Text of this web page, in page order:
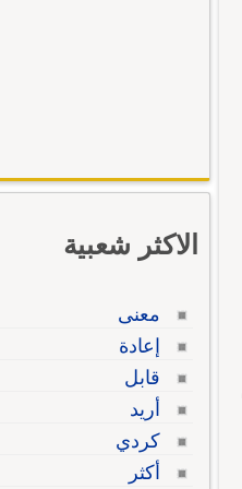
الاكثر شعبية
معنى
إعادة
قابل
أريد
كردي
أكثر